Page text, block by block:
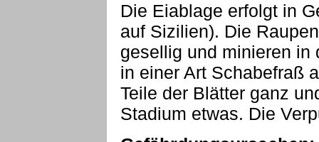
Die Eiablage erfolgt in
auf Sizilien). Die
gesellig und minieren in
in einer Art Schabefraß
Teile der Blätter ganz
Stadium etwas. Die